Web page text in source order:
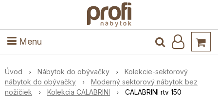
Menu
Kuchyňa a jedáleň
Úvod Nábytok do obývačky
Kolekcie-sektorový
nábytok do obývačky
Moderný sektorový nábytok bez
nožičiek
Kolekcia CALABRINI CALABRINI rtv 150